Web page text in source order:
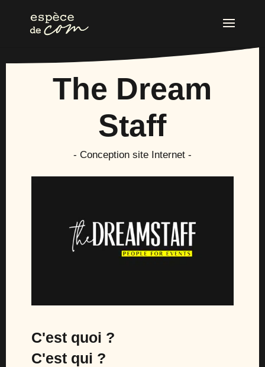
The Dream
Staff
- Conception site Internet -
C'est quoi ?
C'est qui ?